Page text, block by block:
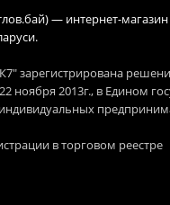
— интернет-
зарегистрирована
ноября 2013г., в Едином
в торговом реестре